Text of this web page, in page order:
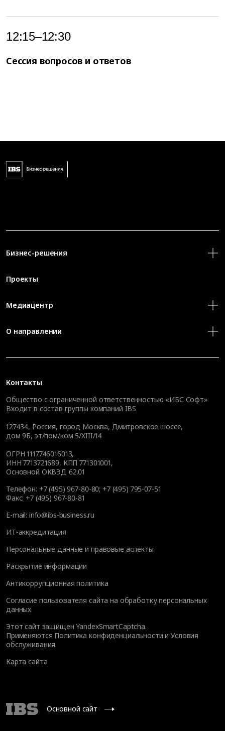
12:15–12:30
Сессия вопросов и ответов
Контакты
Общество с ограниченной ответственностью «ИБС Софт»
Входит в состав группы компаний IBS
127434, Россия, город Москва, Дмитровское шоссе,
дом 9Б, эт/пом/ком 5/XIII/14
ОГРН 1117746016013,
ИНН 7713721689, КПП 771301001,
Основной ОКВЭД 62.01
Телефон: +7 (495) 967-80-80; +7 (495) 795-07-51
Факс: +7 (495) 967-80-81
E-mail: info@ibs-business.ru
ИТ-аккредитация
Персональные данные и правовые аспекты
Раскрытие информации
Антикоррупционная политика
Согласие пользователя сайта на обработку персональных
данных
Этот сайт защищен YandexSmartCaptcha.
Применяются Политика конфиденциальности иУсловия
обслуживания.
Карта сайта
Бизнес-решения
Проекты
Медиацентр
О направлении
Основной сайт